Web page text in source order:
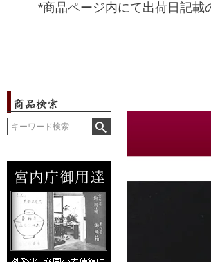
*商品ページ内にて出荷日記載